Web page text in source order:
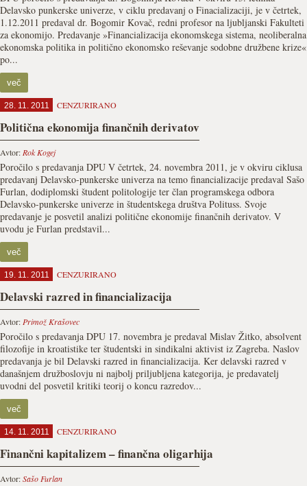
Delavsko punkerske univerze, v ciklu predavanj o Finacializaciji, je v četrtek,
1.12.2011 predaval dr. Bogomir Kovač, redni profesor na ljubljanski Fakulteti
za ekonomijo. Predavanje »Financializacija ekonomskega sistema, neoliberalna
ekonomska politika in politično ekonomsko reševanje sodobne družbene krize«
po...
več
28. 11. 2011 CENZURIRANO
Politična ekonomija finančnih derivatov
Avtor: Rok Kogej
Poročilo s predavanja DPU V četrtek, 24. novembra 2011, je v okviru ciklusa
predavanj Delavsko-punkerske univerza na temo financializacije predaval Sašo
Furlan, dodiplomski študent politologije ter član programskega odbora
Delavsko-punkerske univerze in študentskega društva Polituss. Svoje
predavanje je posvetil analizi politične ekonomije finančnih derivatov. V
uvodu je Furlan predstavil...
več
19. 11. 2011 CENZURIRANO
Delavski razred in financializacija
Avtor: Primož Krašovec
Poročilo s predavanja DPU 17. novembra je predaval Mislav Žitko, absolvent
filozofije in kroatistike ter študentski in sindikalni aktivist iz Zagreba. Naslov
predavanja je bil Delavski razred in financializacija. Ker delavski razred v
današnjem družboslovju ni najbolj priljubljena kategorija, je predavatelj
uvodni del posvetil kritiki teorij o koncu razredov...
več
14. 11. 2011 CENZURIRANO
Finančni kapitalizem – finančna oligarhija
Avtor:Sašo Furlan